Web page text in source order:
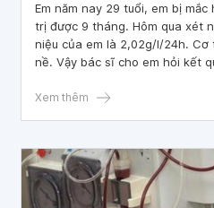
Em năm nay 29 tuổi, em bị
trị được 9 tháng. Hôm qua xét
niệu của em là 2,02g/l/24h.
nề. Vậy bác sĩ cho em hỏi kết
hiểm không? Em cảm ơn bác sĩ.
Xem thêm